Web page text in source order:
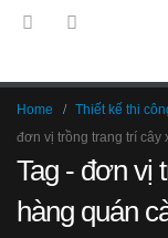
Home Thiết kế thi
đơn vị trồng trang trí cây
Tag - đơn vị
hàng quán